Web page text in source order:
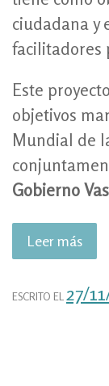
ciudadana y
facilitadores
Este
objetivos
Mundial de
Gobierno
Leer más
ESCRITO EL27/